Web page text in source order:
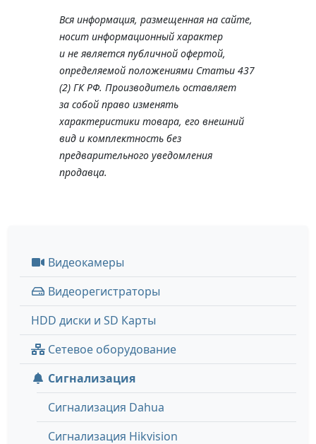
Вся информация, размещенная на сайте,
носит информационный характер
и не является публичной офертой,
определяемой положениями Статьи 437
(2) ГК РФ. Производитель оставляет
за собой право изменять
характеристики товара, его внешний
вид и комплектность без
предварительного уведомления
продавца.
Видеокамеры
Видеорегистраторы
HDD диски и SD Карты
Сетевое оборудование
Сигнализация
Сигнализация Dahua
Сигнализация Hikvision